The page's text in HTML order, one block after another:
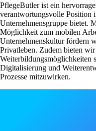
PflegeButler ist ein
verantwortungsvolle Position
Unternehmensgruppe bietet.
Möglichkeit zum mobilen
Unternehmenskultur fördern
Privatleben. Zudem bieten
Weiterbildungsmöglichkeiten
Digitalisierung und
Prozesse mitzuwirken.